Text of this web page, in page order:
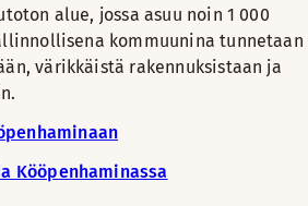
alue, jossa asuu noin 1 000
kommuunina tunnetaan
värikkäistä rakennuksistaan ja
Kööpenhaminassa